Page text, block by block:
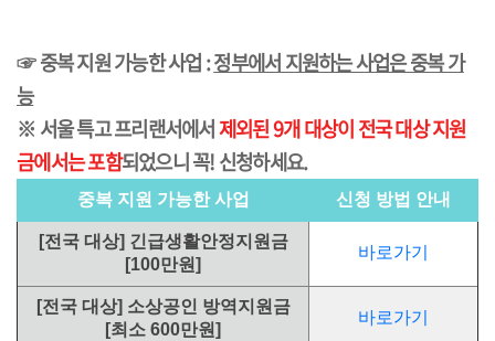
☞ 중복 지원 가능한 사업 :정부에서 지원하는 사업은 중복 가
능
※ 서울 특고 프리랜서에서제외된 9개 대상이 전국 대상 지원
금에서는 포함되었으니 꼭! 신청하세요.
중복 지원 가능한 사업 신청 방법 안내
[전국 대상] 긴급생활안정지원금
[100만원]
바로가기
[전국 대상] 소상공인 방역지원금
[최소 600만원]
바로가기